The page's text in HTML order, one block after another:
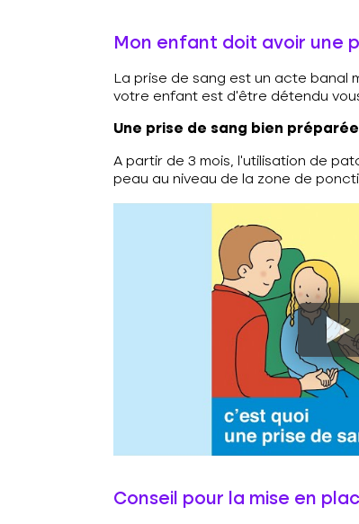
Mon enfant doit avoir une
La prise de sang est un acte banal
votre enfant est d’être détendu
Une prise de sang bien
A partir de 3 mois, l’utilisation de
peau au niveau de la zone de
Conseil pour la mise en